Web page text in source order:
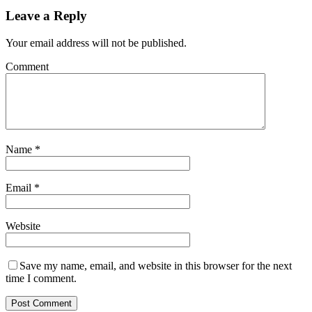
Leave a Reply
Your email address will not be published.
Comment
Name *
Email *
Website
Save my name, email, and website in this browser for the next
time I comment.